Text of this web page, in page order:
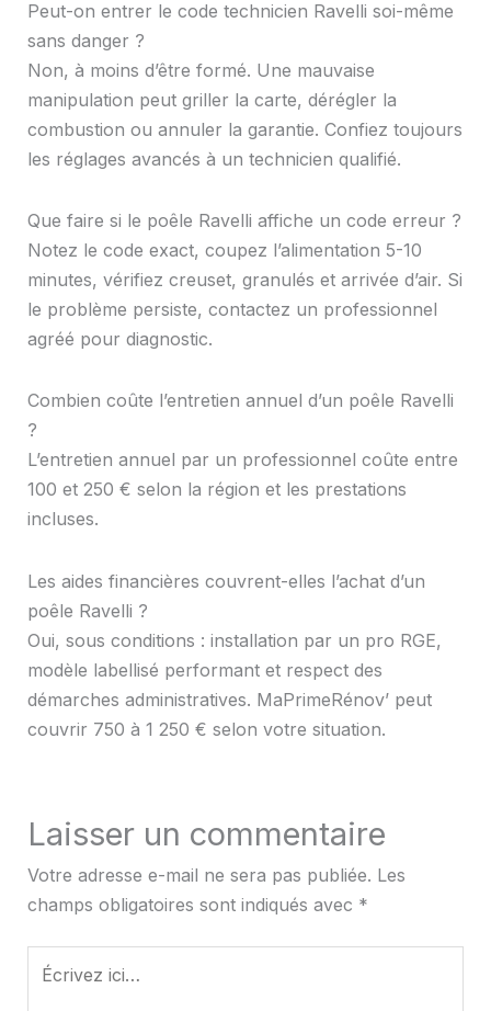
Peut-on entrer le code technicien Ravelli soi-même
sans danger ?
Non, à moins d’être formé. Une mauvaise
manipulation peut griller la carte, dérégler la
combustion ou annuler la garantie. Confiez toujours
les réglages avancés à un technicien qualifié.
Que faire si le poêle Ravelli affiche un code erreur ?
Notez le code exact, coupez l’alimentation 5-10
minutes, vérifiez creuset, granulés et arrivée d’air. Si
le problème persiste, contactez un professionnel
agréé pour diagnostic.
Combien coûte l’entretien annuel d’un poêle Ravelli
?
L’entretien annuel par un professionnel coûte entre
100 et 250 € selon la région et les prestations
incluses.
Les aides financières couvrent-elles l’achat d’un
poêle Ravelli ?
Oui, sous conditions : installation par un pro RGE,
modèle labellisé performant et respect des
démarches administratives. MaPrimeRénov’ peut
couvrir 750 à 1 250 € selon votre situation.
Laisser un commentaire
Votre adresse e-mail ne sera pas publiée. Les
champs obligatoires sont indiqués avec *
Écrivez
ici…